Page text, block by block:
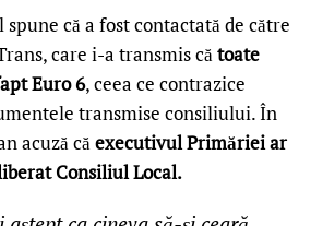
că a fost contactată de către
care i-a transmis cătoate
Euro 6, ceea ce contrazice
transmise consiliului. În
acuză căexecutivul Primăriei ar
Consiliul Local.